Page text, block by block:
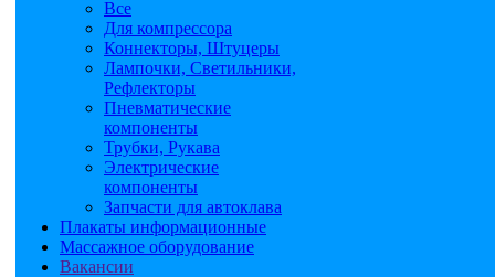
Все
Для компрессора
Коннекторы, Штуцеры
Лампочки, Светильники,
Рефлекторы
Пневматические
компоненты
Трубки, Рукава
Электрические
компоненты
Запчасти для автоклава
Плакаты информационные
Массажное оборудование
Вакансии